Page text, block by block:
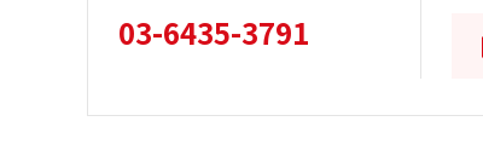
03-6435-3791